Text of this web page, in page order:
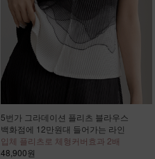
5번가 그라데이션 플리츠 블라우스
백화점에 12만원대 들어가는 라인
입체 플리츠로 체형커버효과 2배
48,900원